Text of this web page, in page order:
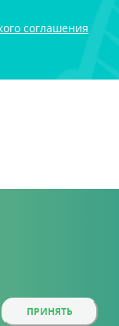
соглашения
ПРИНЯТЬ